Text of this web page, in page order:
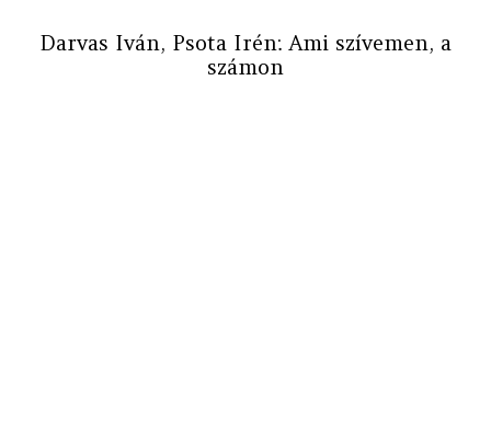
Darvas Iván, Psota Irén: Ami szívemen, a
számon